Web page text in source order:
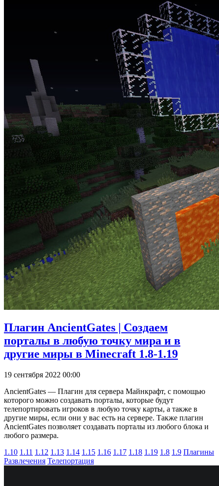
Плагин AncientGates | Создаем
порталы в любую точку мира и в
другие миры в Minecraft 1.8-1.19
19 сентября 2022 00:00
AncientGates — Плагин для сервера Майнкрафт, с помощью
которого можно создавать порталы, которые будут
телепортировать игроков в любую точку карты, а также в
другие миры, если они у вас есть на сервере. Также плагин
AncientGates позволяет создавать порталы из любого блока и
любого размера.
1.10 1.11 1.12 1.13 1.14 1.15 1.16 1.17 1.18 1.19 1.8 1.9 Плагины
Развлечения Телепортация